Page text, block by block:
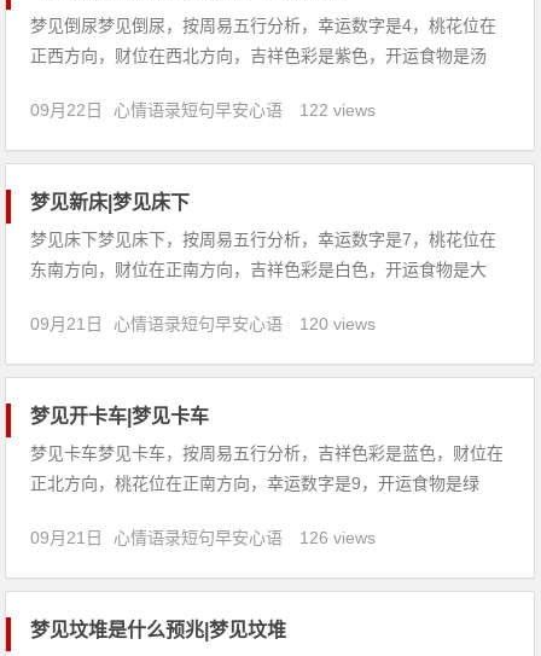
梦见倒尿梦见倒尿，按周易五行分析，幸运数字是4，桃花位在
正西方向，财位在西北方向，吉祥色彩是紫色，开运食物是汤
味着心情不安，春秋之季不顺心，诸事宜退守。2、恋爱中的人
梦见倒尿，说明虽然目前的对象有两位，最后只能选一位。3、
09月22日 心情语录短句早安心语 122 views
梦见新床|梦见床下
梦见床下梦见床下，按周易五行分析，幸运数字是7，桃花位在
东南方向，财位在正南方向，吉祥色彩是白色，开运食物是大
明掌握时机求婚必有结果，婚姻可成。2、梦见长蛇盘曲在床
下，表示你可能会生病，一定要保持乐观的心情，因为人的心情
09月21日 心情语录短句早安心语 120 views
梦见开卡车|梦见卡车
梦见卡车梦见卡车，按周易五行分析，吉祥色彩是蓝色，财位在
正北方向，桃花位在正南方向，幸运数字是9，开运食物是绿
明心情不稳定，忽冷忽热，互相信任婚姻可成。2、女人梦见装
满东西的卡车，随时会与丈夫分居。3、怀孕的人梦见卡车，预
09月21日 心情语录短句早安心语 126 views
梦见坟堆是什么预兆|梦见坟堆